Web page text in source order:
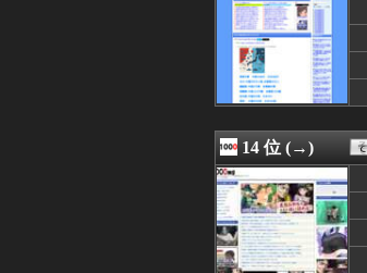
08/07 00:01
08/07 00:01
08/07 00:01
08/07 00:01
08/07 00:00
08/07 00:00
08/07 00:00
08/07 00:00
08/07 00:00
08/07 00:00
08/07 00:00
08/07 00:00
08/07 00:00
08/07 00:00
14 位 (→)